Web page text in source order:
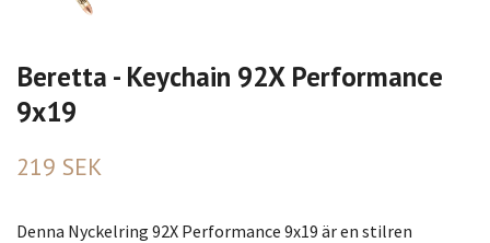
Beretta - Keychain 92X Performance
9x19
219 SEK
Denna Nyckelring 92X Performance 9x19 är en stilren